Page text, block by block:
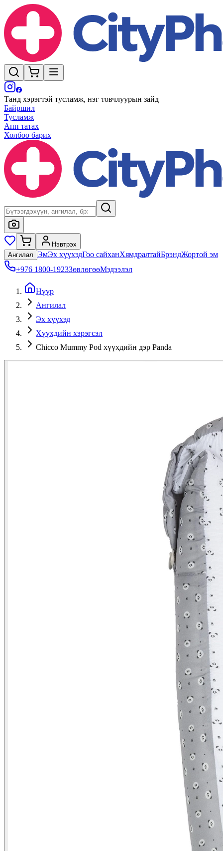
Танд хэрэгтэй тусламж, нэг товчлуурын зайд
Байршил
Тусламж
Апп татах
Холбоо барих
Нэвтрэх
Ангилал ЭмЭх хүүхэдГоо сайханХямдралтайБрэндЖортой эм
+976 1800-1923ЗөвлөгөөМэдээлэл
Нүүр
Ангилал
Эх хүүхэд
Хүүхдийн хэрэгсэл
Chicco Mummy Pod хүүхдийн дэр Panda